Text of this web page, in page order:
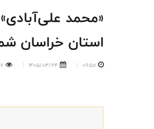
«محمد
استان خراسان
09:58
1405/03/24